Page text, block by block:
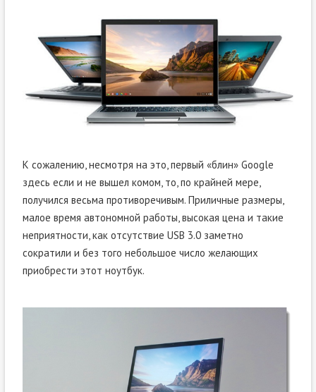
К сожалению, несмотря на это, первый «блин» Google
здесь если и не вышел комом, то, по крайней мере,
получился весьма противоречивым. Приличные размеры,
малое время автономной работы, высокая цена и такие
неприятности, как отсутствие USB 3.0 заметно
сократили и без того небольшое число желающих
приобрести этот ноутбук.